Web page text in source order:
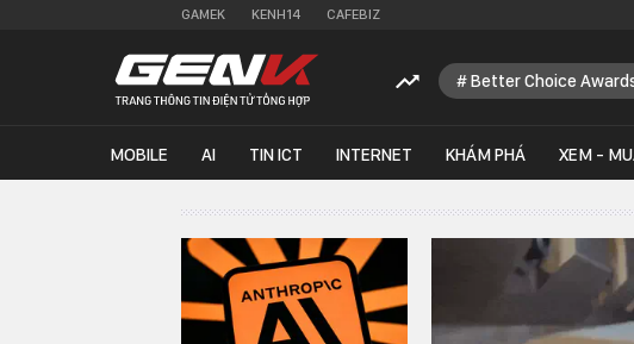
GAMEK KENH14 CAFEBIZ
Better Choice
MOBILE AI TIN ICT INTERNET KHÁM PHÁ XEM -